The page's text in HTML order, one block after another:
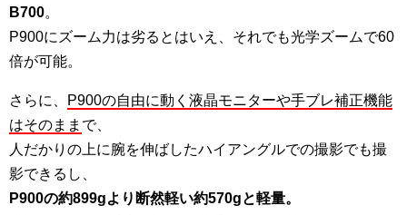
B700。
P900にズーム力は劣るとはいえ、それでも光学ズームで60
倍が可能。
さらに、
P900の自由に動く液晶モニターや手ブレ補正機能
はそのまま で、
人だかりの上に腕を伸ばしたハイアングルでの撮影でも撮
影できるし、
P900の約899gより断然軽い約570gと軽量。